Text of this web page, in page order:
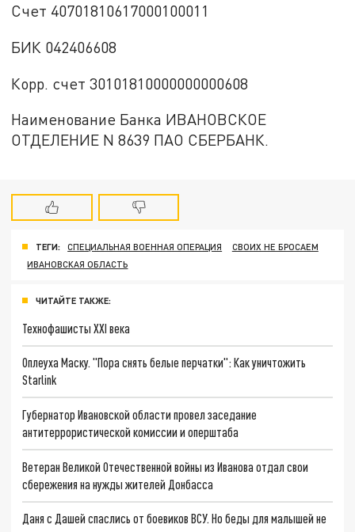
Счет 40701810617000100011
БИК 042406608
Корр. счет 30101810000000000608
Наименование Банка ИВАНОВСКОЕ
ОТДЕЛЕНИЕ N 8639 ПАО СБЕРБАНК.
ТЕГИ: СПЕЦИАЛЬНАЯ ВОЕННАЯ ОПЕРАЦИЯ
СВОИХ НЕ БРОСАЕМ
ИВАНОВСКАЯ ОБЛАСТЬ
ЧИТАЙТЕ ТАКЖЕ:
Технофашисты XXI века
Оплеуха Маску. "Пора снять белые перчатки": Как уничтожить
Starlink
Губернатор Ивановской области провел заседание
антитеррористической комиссии и оперштаба
Ветеран Великой Отечественной войны из Иванова отдал свои
сбережения на нужды жителей Донбасса
Даня с Дашей спаслись от боевиков ВСУ. Но беды для малышей не